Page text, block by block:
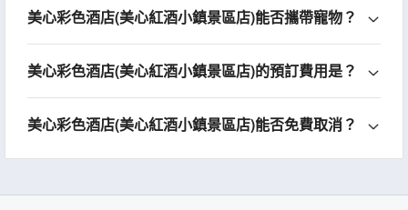
美心彩色酒店(美心紅酒小鎮景區店)能否攜帶寵物？
美心彩色酒店(美心紅酒小鎮景區店)的預訂費用是？
美心彩色酒店(美心紅酒小鎮景區店)能否免費取消？